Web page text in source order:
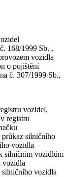
168/1999 Sb. ,
vozidla
o pojištění
č. 307/1999 Sb.,
vozidel,
registru
průkaz silničního
vozidla
silničním vozidlům
vozidla
silničního vozidla